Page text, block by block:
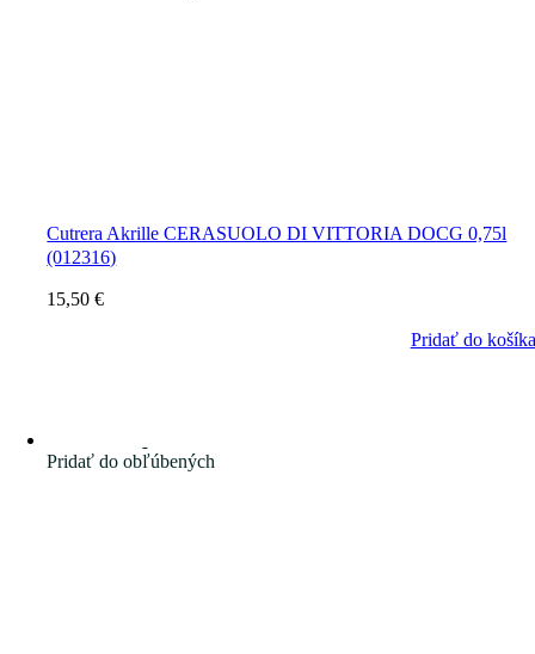
Cutrera Akrille CERASUOLO DI VITTORIA DOCG 0,75l
(012316)
15,50€
Pridať do košíka
Pridať do obľúbených